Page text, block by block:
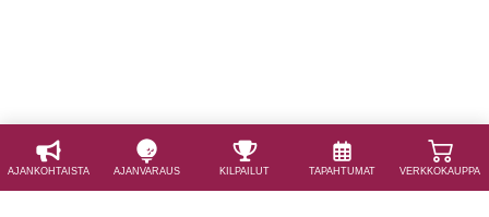
AJAN­KOHTAISTA AJAN­VARAUS KILPAILUT TAPAHTUMAT VERKKOKAUPPA